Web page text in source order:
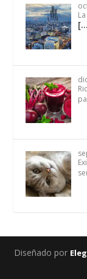
Diseñado por